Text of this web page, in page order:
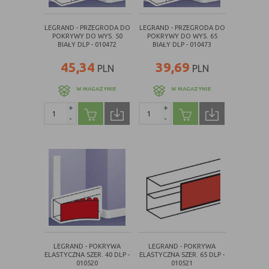
Konfiguracji
umożliwiają ustawienia funkcji i usług
Bezpieczeństwo umożliwiają weryfikację
wydajności serwisu
użytkownik jest zalogowany, dzięki
czemu witryna może pokazywać
odpowiednie informacje i funkcje
tym, jak użytkownicy korzystają z
witryny. Mogą one dotyczyć najczęściej
odwiedzanych stron lub ewentualnych
komunikatów o błędach
wyświetlanych na niektórych stronach.
Pliki cookie służące do zapisywania
tzw. "stanu sesji" pomagają ulepszać
przeglądania stron
LEGRAND - PRZEGRODA DO
POKRYWY DO WYS. 50
BIAŁY DLP - 010472
45,34 PLN
W MAGAZYNIE
-
+
LEGRAND - PRZEGRODA DO
POKRYWY DO WYS. 65
BIAŁY DLP - 010473
39,69 PLN
W MAGAZYNIE
-
+
LEGRAND - POKRYWA
ELASTYCZNA SZER. 40 DLP -
010520
LEGRAND - POKRYWA
ELASTYCZNA SZER. 65 DLP -
010521